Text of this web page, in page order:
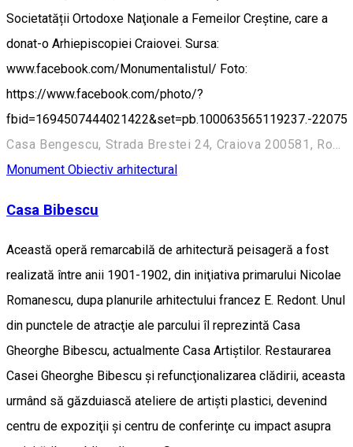
Societatății Ortodoxe Naţionale a Femeilor Creştine, care a
donat-o Arhiepiscopiei Craiovei. Sursa:
www.facebook.com/Monumentalistul/ Foto:
https://www.facebook.com/photo/?
fbid=1694507444021422&set=pb.100063565119237.-
Casa Bengescu, Strada Brestei 24, Craiova 200581, România
Monument Obiectiv arhitectural
Casa Bibescu
Această operă remarcabilă de arhitectură peisageră a fost
realizată între anii 1901-1902, din iniţiativa primarului Nicolae
Romanescu, dupa planurile arhitectului francez E. Redont. Unul
din punctele de atracţie ale parcului îl reprezintă Casa
Gheorghe Bibescu, actualmente Casa Artiştilor. Restaurarea
Casei Gheorghe Bibescu şi refuncţionalizarea clădirii, aceasta
urmând să găzduiască ateliere de artişti plastici, devenind
centru de expoziţii şi centru de conferinţe cu impact asupra